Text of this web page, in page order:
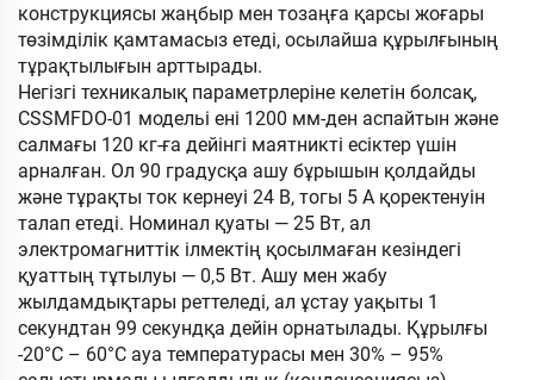
конструкциясы жаңбыр мен тозаңға қарсы жоғары
төзімділік қамтамасыз етеді, осылайша құрылғының
тұрақтылығын арттырады.
Негізгі техникалық параметрлеріне келетін болсақ,
CSSMFDO-01 модельі ені 1200 мм-ден аспайтын және
салмағы 120 кг-ға дейінгі маятникті есіктер үшін
арналған. Ол 90 градусқа ашу бұрышын қолдайды
және тұрақты ток кернеуі 24 В, тогы 5 А қоректенуін
талап етеді. Номинал қуаты — 25 Вт, ал
электромагниттік ілмектің қосылмаған кезіндегі
қуаттың тұтылуы — 0,5 Вт. Ашу мен жабу
жылдамдықтары реттеледі, ал ұстау уақыты 1
секундтан 99 секундқа дейін орнатылады. Құрылғы
-20°C – 60°C ауа температурасы мен 30% – 95%